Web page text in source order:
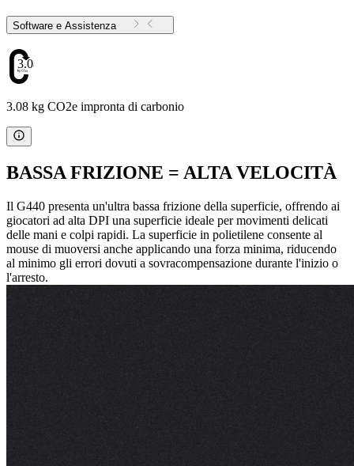
Software e Assistenza
3.08
3.08 kg CO2e impronta di carbonio
BASSA FRIZIONE = ALTA VELOCITÀ
Il G440 presenta un'ultra bassa frizione della superficie, offrendo ai
giocatori ad alta DPI una superficie ideale per movimenti delicati
delle mani e colpi rapidi. La superficie in polietilene consente al
mouse di muoversi anche applicando una forza minima, riducendo
al minimo gli errori dovuti a sovracompensazione durante l'inizio o
l'arresto.